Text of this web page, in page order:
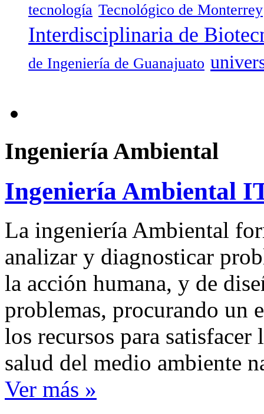
tecnología Tecnológico de Monterrey
Interdisciplinaria de
de Ingeniería de Guanajuato
Ingeniería Ambiental
Ingeniería Ambiental
La ingeniería Ambiental
analizar y diagnosticar
la acción humana, y de
problemas, procurando un
los recursos para satisfacer
salud del medio ambiente
Ver más »